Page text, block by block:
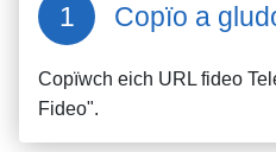
Copïo a
Copïwch eich URL fideo
Fideo".